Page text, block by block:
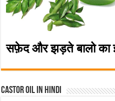
सफ़ेद और झड़ते बालो का
Castor Oil In Hindi